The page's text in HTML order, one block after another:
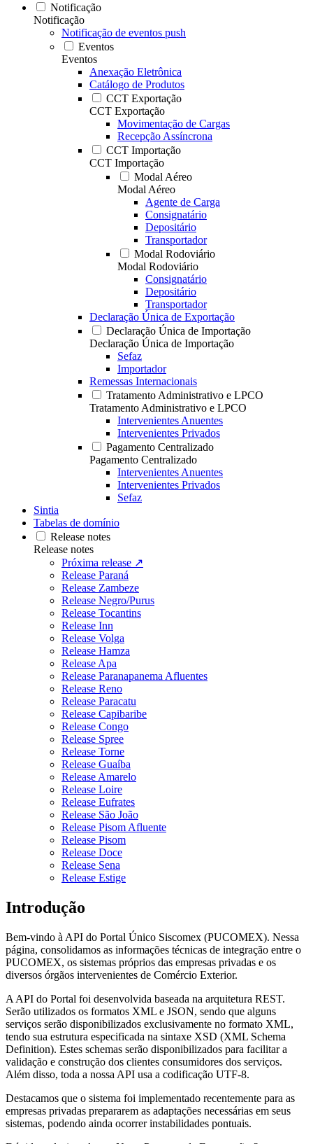
Notificação
Notificação
Notificação de eventos push
Eventos
Eventos
Anexação Eletrônica
Catálogo de Produtos
CCT Exportação
CCT Exportação
Movimentação de Cargas
Recepção Assíncrona
CCT Importação
CCT Importação
Modal Aéreo
Modal Aéreo
Agente de Carga
Consignatário
Depositário
Transportador
Modal Rodoviário
Modal Rodoviário
Consignatário
Depositário
Transportador
Declaração Única de Exportação
Declaração Única de Importação
Declaração Única de Importação
Sefaz
Importador
Remessas Internacionais
Tratamento Administrativo e LPCO
Tratamento Administrativo e LPCO
Intervenientes Anuentes
Intervenientes Privados
Pagamento Centralizado
Pagamento Centralizado
Intervenientes Anuentes
Intervenientes Privados
Sefaz
Sintia
Tabelas de domínio
Release notes
Release notes
Próxima release ↗
Release Paraná
Release Zambeze
Release Negro/Purus
Release Tocantins
Release Inn
Release Volga
Release Hamza
Release Apa
Release Paranapanema Afluentes
Release Reno
Release Paracatu
Release Capibaribe
Release Congo
Release Spree
Release Torne
Release Guaíba
Release Amarelo
Release Loire
Release Eufrates
Release São João
Release Pisom Afluente
Release Pisom
Release Doce
Release Sena
Release Estige
Introdução
Bem-vindo à API do Portal Único Siscomex (PUCOMEX). Nessa
página, consolidamos as informações técnicas de integração entre o
PUCOMEX, os sistemas próprios das empresas privadas e os
diversos órgãos intervenientes de Comércio Exterior.
A API do Portal foi desenvolvida baseada na arquitetura REST.
Serão utilizados os formatos XML e JSON, sendo que alguns
serviços serão disponibilizados exclusivamente no formato XML,
tendo sua estrutura especificada na sintaxe XSD (XML Schema
Definition). Estes schemas serão disponibilizados para facilitar a
validação e construção dos clientes consumidores dos serviços.
Além disso, toda a nossa API usa a codificação UTF-8.
Destacamos que o sistema foi implementado recentemente para as
empresas privadas prepararem as adaptações necessárias em seus
sistemas, podendo ainda ocorrer instabilidades pontuais.